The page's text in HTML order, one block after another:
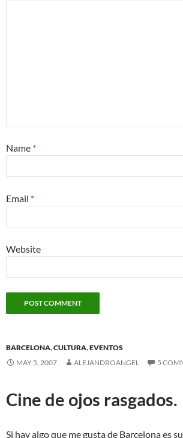
Name *
Email *
Website
BARCELONA,CULTURA,EVENTOS
MAY 5, 2007
ALEJANDROANGEL 5
Cine de ojos rasgados.
Si hay algo que me gusta de Barcelona es